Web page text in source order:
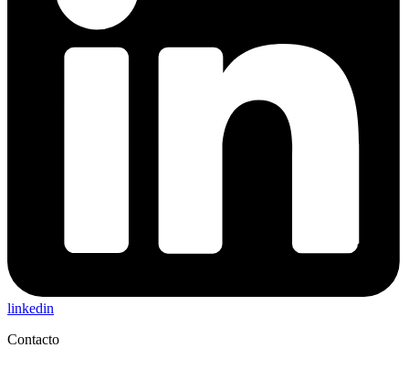
linkedin
Contacto